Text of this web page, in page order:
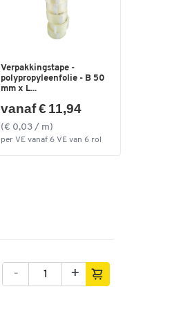
Verpakkingstape -
polypropyleenfolie - B 50
mm x L...
vanaf € 11,94
(€ 0,03 / m)
per VE vanaf 6 VE van 6 rol
- +